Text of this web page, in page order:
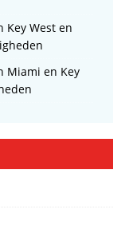
Key West en
Miami en Key